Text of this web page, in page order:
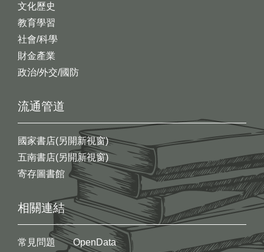
文化歷史
教育學習
社會/科學
財金產業
政治/外交/國防
流通管道
國家書店(另開新視窗)
五南書店(另開新視窗)
寄存圖書館
相關連結
常見問題
OpenData